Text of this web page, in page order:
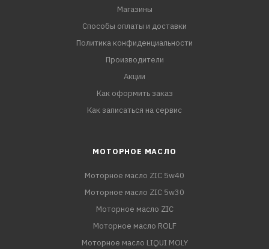
Магазины
Способы оплаты и доставки
Политика конфиденциальности
Производители
Акции
Как оформить заказ
Как записаться на сервис
МОТОРНОЕ МАСЛО
Моторное масло ZIC 5w40
Моторное масло ZIC 5w30
Моторное масло ZIC
Моторное масло ROLF
Моторное масло LIQUI MOLY